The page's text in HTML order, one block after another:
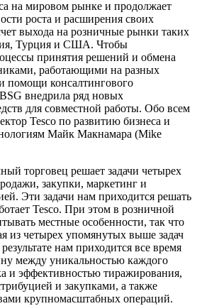
на мировом рынке и продолжает
роста и расширения своих
выхода на розничные рынки таких
Турция и США. Чтобы
принятия решений и обмена
работающими на разных
помощи консалтингового
внедрила ряд новых
для совместной работы. Обо всем
Tesco по развитию бизнеса и
Майк Макнамара (Mike
решает задачи четырех
закупки, маркетинг и
Эти задачи нам приходится решать
Tesco. При этом в розничной
местные особенности, так что
из четырех упомянутых выше задач
нам приходится все время
между уникальностью каждого
и эффективностью тиражирования,
и закупками, а также
крупномасштабных операций.